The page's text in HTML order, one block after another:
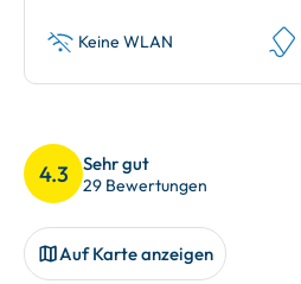
Keine WLAN
4.3 Sehr gut
29 Bewertungen
Auf Karte anzeigen